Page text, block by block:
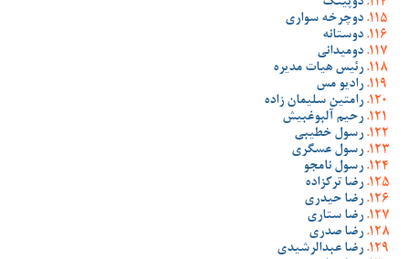
دوپینگ
دوچرخه سواری
دوستانه
دومیدانی
رئیس هیات مدیره
رادیو مس
رامتین سلیمان زاده
رحیم آلبوغبیش
رسول خطیبی
رسول عسگری
رسول نامجو
رضا ترکزاده
رضا حیدری
رضا ستاری
رضا صدری
رضا عبدالرشیدی